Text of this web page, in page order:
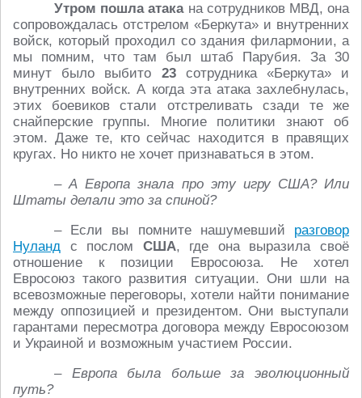
Утром пошла атакана сотрудников МВД, она
сопровождалась отстрелом «Беркута» и внутренних
войск, который проходил со здания филармонии, а
мы помним, что там был штаб Парубия. За 30
минут было выбито 23сотрудника «Беркута» и
внутренних войск. А когда эта атака захлебнулась,
этих боевиков стали отстреливать сзади те же
снайперские группы. Многие политики знают об
этом. Даже те, кто сейчас находится в правящих
кругах. Но никто не хочет признаваться в этом.
– А Европа знала про эту игру США? Или
Штаты делали это за спиной?
– Если вы помните нашумевший разговор
Нуланд с послом США, где она выразила своё
отношение к позиции Евросоюза. Не хотел
Евросоюз такого развития ситуации. Они шли на
всевозможные переговоры, хотели найти понимание
между оппозицией и президентом. Они выступали
гарантами пересмотра договора между Евросоюзом
и Украиной и возможным участием России.
– Европа была больше за эволюционный
путь?